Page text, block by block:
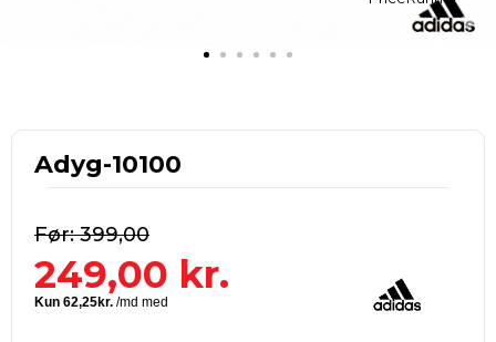
Adyg-10100
399,00
249,00 kr.